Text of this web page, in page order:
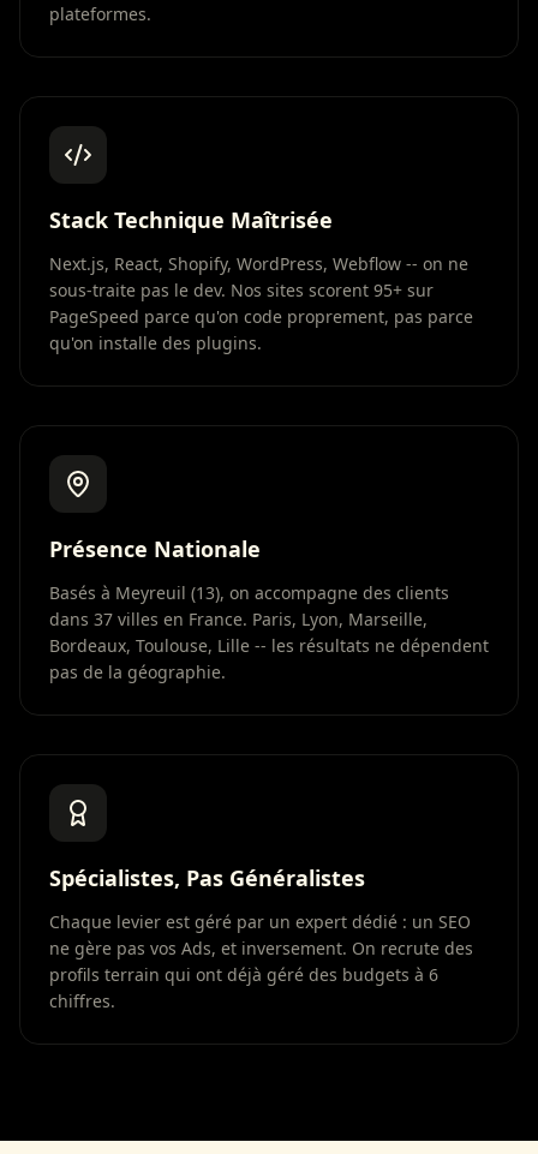
plateformes.
Stack Technique Maîtrisée
Next.js, React, Shopify, WordPress, Webflow -- on ne
sous-traite pas le dev. Nos sites scorent 95+ sur
PageSpeed parce qu'on code proprement, pas parce
qu'on installe des plugins.
Présence Nationale
Basés à Meyreuil (13), on accompagne des clients
dans 37 villes en France. Paris, Lyon, Marseille,
Bordeaux, Toulouse, Lille -- les résultats ne dépendent
pas de la géographie.
Spécialistes, Pas Généralistes
Chaque levier est géré par un expert dédié : un SEO
ne gère pas vos Ads, et inversement. On recrute des
profils terrain qui ont déjà géré des budgets à 6
chiffres.